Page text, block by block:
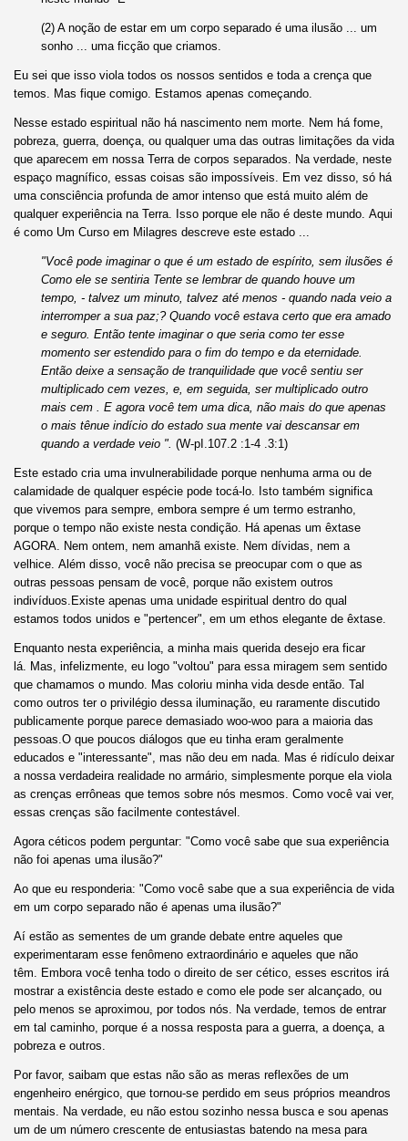
(2) A noção de estar em um corpo separado é uma ilusão ... um
sonho ... uma ficção que criamos.
Eu sei que isso viola todos os nossos sentidos e toda a crença que
temos. Mas fique comigo. Estamos apenas começando.
Nesse estado espiritual não há nascimento nem morte. Nem há fome,
pobreza, guerra, doença, ou qualquer uma das outras limitações da vida
que aparecem em nossa Terra de corpos separados. Na verdade, neste
espaço magnífico, essas coisas são impossíveis. Em vez disso, só há
uma consciência profunda de amor intenso que está muito além de
qualquer experiência na Terra. Isso porque ele não é deste mundo. Aqui
é como Um Curso em Milagres descreve este estado ...
"Você pode imaginar o que é um estado de espírito, sem ilusões é
Como ele se sentiria Tente se lembrar de quando houve um
tempo, - talvez um minuto, talvez até menos - quando nada veio a
interromper a sua paz;? Quando você estava certo que era amado
e seguro. Então tente imaginar o que seria como ter esse
momento ser estendido para o fim do tempo e da eternidade.
Então deixe a sensação de tranquilidade que você sentiu ser
multiplicado cem vezes, e, em seguida, ser multiplicado outro
mais cem . E agora você tem uma dica, não mais do que apenas
o mais tênue indício do estado sua mente vai descansar em
quando a verdade veio ". (W-pI.107.2 :1-4 .3:1)
Este estado cria uma invulnerabilidade porque nenhuma arma ou de
calamidade de qualquer espécie pode tocá-lo. Isto também significa
que vivemos para sempre, embora sempre é um termo estranho,
porque o tempo não existe nesta condição. Há apenas um êxtase
AGORA. Nem ontem, nem amanhã existe. Nem dívidas, nem a
velhice. Além disso, você não precisa se preocupar com o que as
outras pessoas pensam de você, porque não existem outros
indivíduos.Existe apenas uma unidade espiritual dentro do qual
estamos todos unidos e "pertencer", em um ethos elegante de êxtase.
Enquanto nesta experiência, a minha mais querida desejo era ficar
lá. Mas, infelizmente, eu logo "voltou" para essa miragem sem sentido
que chamamos o mundo. Mas coloriu minha vida desde então. Tal
como outros ter o privilégio dessa iluminação, eu raramente discutido
publicamente porque parece demasiado woo-woo para a maioria das
pessoas.O que poucos diálogos que eu tinha eram geralmente
educados e "interessante", mas não deu em nada. Mas é ridículo deixar
a nossa verdadeira realidade no armário, simplesmente porque ela viola
as crenças errôneas que temos sobre nós mesmos. Como você vai ver,
essas crenças são facilmente contestável.
Agora céticos podem perguntar: "Como você sabe que sua experiência
não foi apenas uma ilusão?"
Ao que eu responderia: "Como você sabe que a sua experiência de vida
em um corpo separado não é apenas uma ilusão?"
Aí estão as sementes de um grande debate entre aqueles que
experimentaram esse fenômeno extraordinário e aqueles que não
têm. Embora você tenha todo o direito de ser cético, esses escritos irá
mostrar a existência deste estado e como ele pode ser alcançado, ou
pelo menos se aproximou, por todos nós. Na verdade, temos de entrar
em tal caminho, porque é a nossa resposta para a guerra, a doença, a
pobreza e outros.
Por favor, saibam que estas não são as meras reflexões de um
engenheiro enérgico, que tornou-se perdido em seus próprios meandros
mentais. Na verdade, eu não estou sozinho nessa busca e sou apenas
um de um número crescente de entusiastas batendo na mesa para